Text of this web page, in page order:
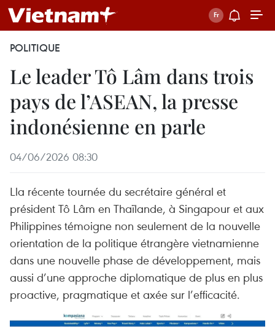
POLITIQUE
Le leader Tô Lâm dans trois
pays de l’ASEAN, la presse
indonésienne en parle
04/06/2026 08:30
Lla récente tournée du secrétaire général et
président Tô Lâm en Thaïlande, à Singapour et aux
Philippines témoigne non seulement de la nouvelle
orientation de la politique étrangère vietnamienne
dans une nouvelle phase de développement, mais
aussi d’une approche diplomatique de plus en plus
proactive, pragmatique et axée sur l’efficacité.